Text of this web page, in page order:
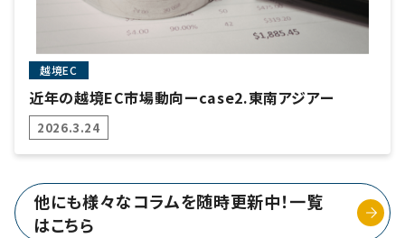
越境EC
近年の越境EC市場動向ーcase2.東南アジアー
2026.3.24
他にも様々なコラムを随時更新中！一覧
はこちら